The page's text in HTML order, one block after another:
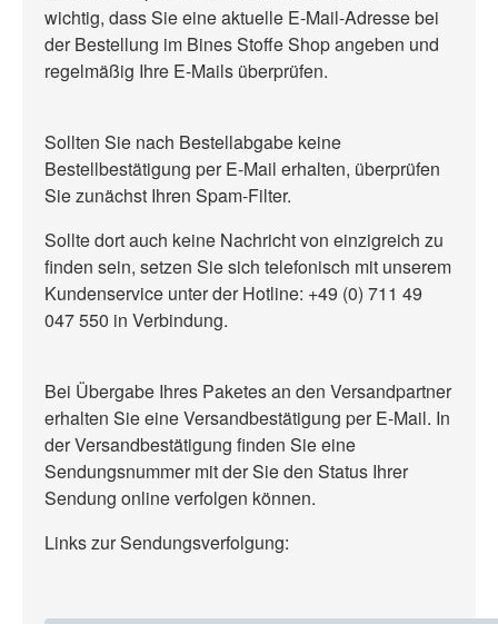
wichtig, dass Sie eine aktuelle E-Mail-Adresse bei
der Bestellung im Bines Stoffe Shop angeben und
regelmäßig Ihre E-Mails überprüfen.
Sollten Sie nach Bestellabgabe keine
Bestellbestätigung per E-Mail erhalten, überprüfen
Sie zunächst Ihren Spam-Filter.
Sollte dort auch keine Nachricht von einzigreich zu
finden sein, setzen Sie sich telefonisch mit unserem
Kundenservice unter der Hotline: +49 (0) 711 49
047 550 in Verbindung.
Bei Übergabe Ihres Paketes an den Versandpartner
erhalten Sie eine Versandbestätigung per E-Mail. In
der Versandbestätigung finden Sie eine
Sendungsnummer mit der Sie den Status Ihrer
Sendung online verfolgen können.
Links zur Sendungsverfolgung: